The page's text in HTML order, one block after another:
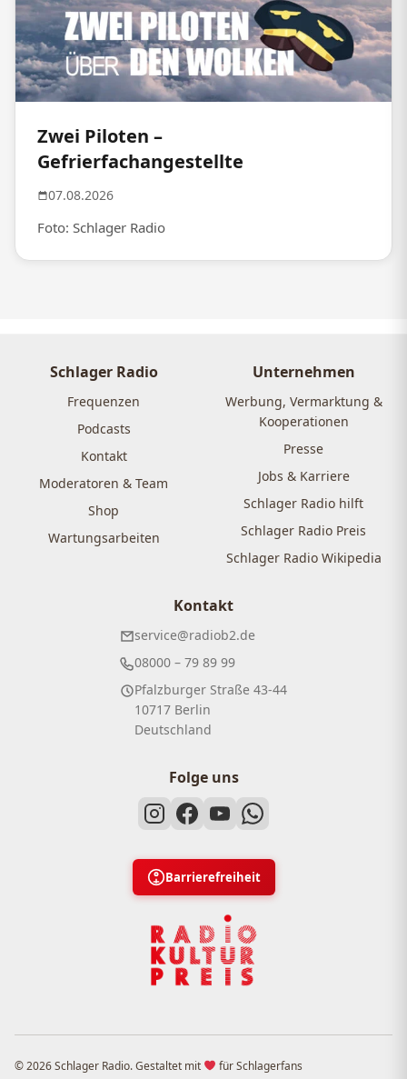
Zwei Piloten –
Gefrierfachangestellte
07.08.2026
Foto: Schlager Radio
Schlager Radio
Frequenzen
Podcasts
Kontakt
Moderatoren & Team
Shop
Wartungsarbeiten
Unternehmen
Werbung, Vermarktung &
Kooperationen
Presse
Jobs & Karriere
Schlager Radio hilft
Schlager Radio Preis
Schlager Radio Wikipedia
Kontakt
service@radiob2.de
08000 – 79 89 99
Pfalzburger Straße 43-44
10717 Berlin
Deutschland
Folge uns
Barrierefreiheit
© 2026 Schlager Radio. Gestaltet mit für Schlagerfans